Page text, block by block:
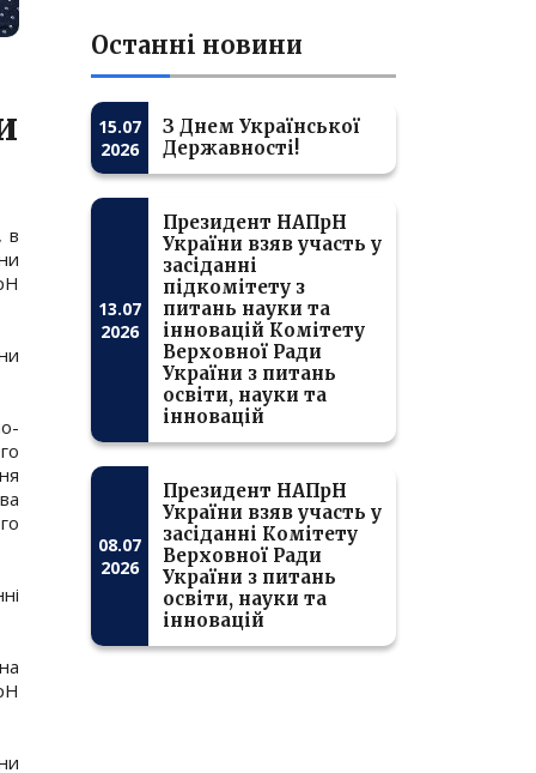
в
Останні новини
15.07
2026
З Днем Української
Державності!
13.07
2026
Президент НАПрН
України взяв участь у
засіданні
підкомітету з
питань науки та
інновацій Комітету
Верховної Ради
України з питань
освіти, науки та
інновацій
08.07
2026
Президент НАПрН
України взяв участь у
засіданні Комітету
Верховної Ради
України з питань
освіти, науки та
інновацій